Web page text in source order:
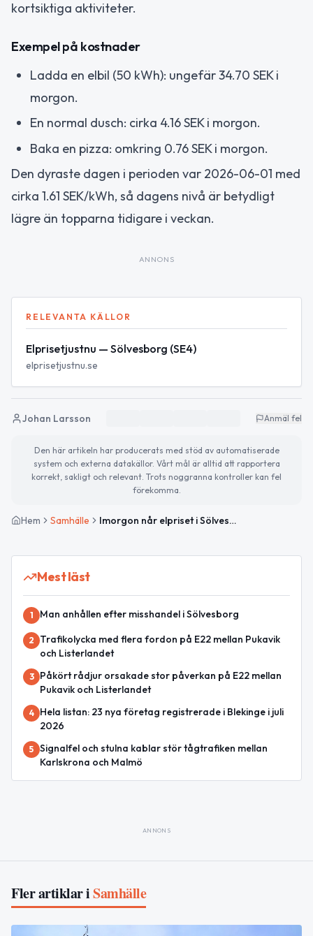
kortsiktiga aktiviteter.
Exempel på kostnader
Ladda en elbil (50 kWh): ungefär 34.70 SEK i
morgon.
En normal dusch: cirka 4.16 SEK i morgon.
Baka en pizza: omkring 0.76 SEK i morgon.
Den dyraste dagen i perioden var 2026-06-01 med
cirka 1.61 SEK/kWh, så dagens nivå är betydligt
lägre än topparna tidigare i veckan.
ANNONS
RELEVANTA KÄLLOR
Elprisetjustnu — Sölvesborg (SE4)
elprisetjustnu.se
Johan Larsson Anmäl fel
Den här artikeln har producerats med stöd av automatiserade
system och externa datakällor. Vårt mål är alltid att rapportera
korrekt, sakligt och relevant. Trots noggranna kontroller kan fel
förekomma.
Hem Samhälle Imorgon når elpriset i Sölvesborg periodens lägsta
Mest läst
1 Man anhållen efter misshandel i Sölvesborg
2
Trafikolycka med flera fordon på E22 mellan Pukavik
och Listerlandet
3
Påkört rådjur orsakade stor påverkan på E22 mellan
Pukavik och Listerlandet
4
Hela listan: 23 nya företag registrerade i Blekinge i juli
2026
5 Signalfel och stulna kablar stör tågtrafiken mellan
Karlskrona och Malmö
ANNONS
Fler artiklar iSamhälle